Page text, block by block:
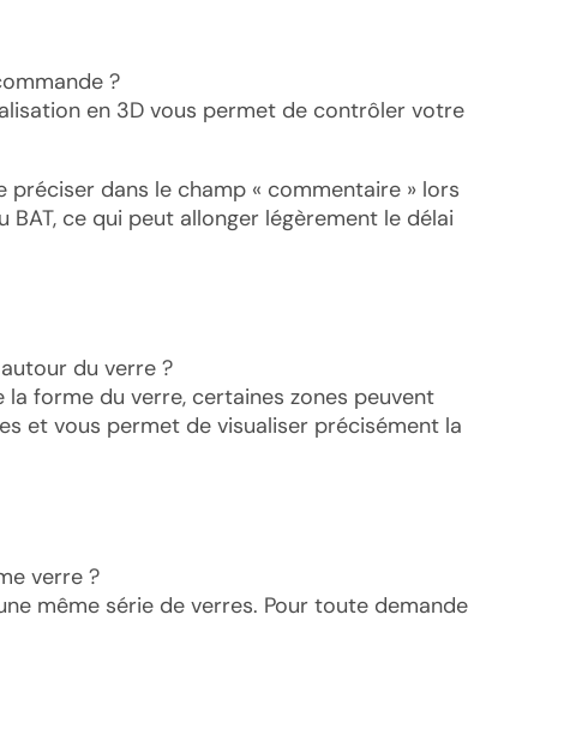
?
en 3D vous permet de contrôler votre
dans le champ « commentaire » lors
ce qui peut allonger légèrement le délai
du verre ?
forme du verre, certaines zones peuvent
et vous permet de visualiser précisément la
verre ?
même série de verres. Pour toute demande